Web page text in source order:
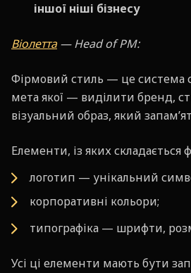
іншої ніші бізнесу
Віолетта— Head of PM:
Фірмовий стиль — це система
мета якої — виділити бренд,
візуальний образ, який
Елементи, із яких складається
логотип — унікальний
корпоративні кольори;
типографіка — шрифти,
Усі ці елементи мають бути